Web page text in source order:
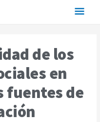
de los
en
fuentes de